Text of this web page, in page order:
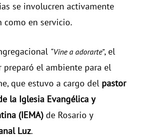
se involucren activamente
como en servicio.
“Vine a adorarte”, el
preparó el ambiente para el
que estuvo a cargo del pastor
la Iglesia Evangélica y
(IEMA)de Rosario y
Luz.